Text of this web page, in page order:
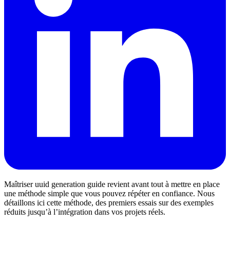
Maîtriser uuid generation guide revient avant tout à mettre en place
une méthode simple que vous pouvez répéter en confiance. Nous
détaillons ici cette méthode, des premiers essais sur des exemples
réduits jusqu’à l’intégration dans vos projets réels.